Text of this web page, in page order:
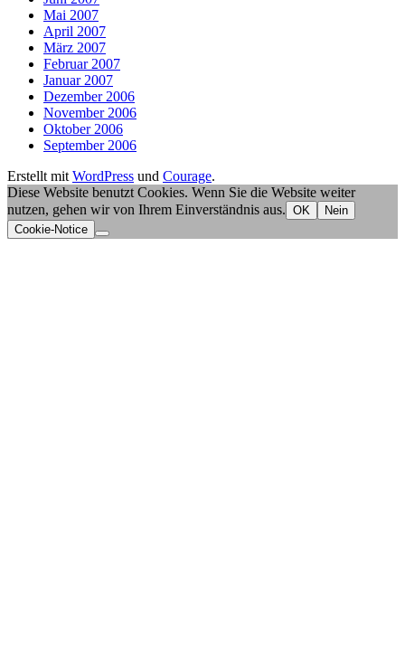
Mai 2007
April 2007
März 2007
Februar 2007
Januar 2007
Dezember 2006
November 2006
Oktober 2006
September 2006
Erstellt mit WordPress und Courage.
Diese Website benutzt Cookies. Wenn Sie die Website weiter
nutzen, gehen wir von Ihrem Einverständnis aus. OK
Nein
Cookie-Notice